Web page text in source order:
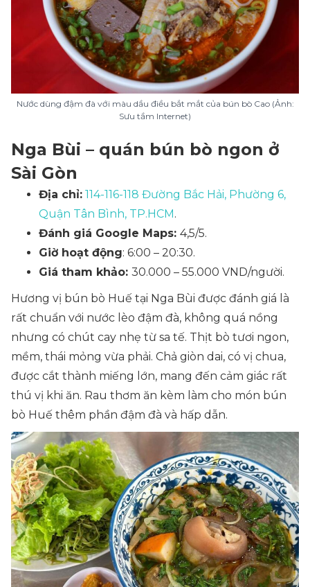
Nước dùng đậm đà với màu dầu điều bắt mắt của bún bò Cao (Ảnh:
Sưu tầm Internet)
Nga Bùi – quán bún bò ngon ở
Sài Gòn
Địa chỉ: 114-116-118 Đường Bắc Hải, Phường 6,
Quận Tân Bình, TP.HCM.
Đánh giá Google Maps: 4,5/5.
Giờ hoạt động: 6:00 – 20:30.
Giá tham khảo: 30.000 – 55.000 VND/người.
Hương vị bún bò Huế tại Nga Bùi được đánh giá là
rất chuẩn với nước lèo đậm đà, không quá nồng
nhưng có chút cay nhẹ từ sa tế. Thịt bò tươi ngon,
mềm, thái mỏng vừa phải. Chả giòn dai, có vị chua,
được cắt thành miếng lớn, mang đến cảm giác rất
thú vị khi ăn. Rau thơm ăn kèm làm cho món bún
bò Huế thêm phần đậm đà và hấp dẫn.